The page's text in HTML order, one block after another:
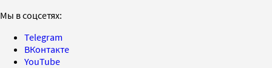
Мы в соцсетях:
Telegram
ВКонтакте
YouTube